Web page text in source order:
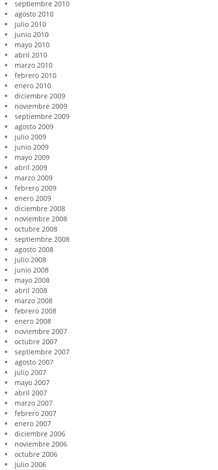
septiembre 2010
agosto 2010
julio 2010
junio 2010
mayo 2010
abril 2010
marzo 2010
febrero 2010
enero 2010
diciembre 2009
noviembre 2009
septiembre 2009
agosto 2009
julio 2009
junio 2009
mayo 2009
abril 2009
marzo 2009
febrero 2009
enero 2009
diciembre 2008
noviembre 2008
octubre 2008
septiembre 2008
agosto 2008
julio 2008
junio 2008
mayo 2008
abril 2008
marzo 2008
febrero 2008
enero 2008
noviembre 2007
octubre 2007
septiembre 2007
agosto 2007
julio 2007
mayo 2007
abril 2007
marzo 2007
febrero 2007
enero 2007
diciembre 2006
noviembre 2006
octubre 2006
julio 2006